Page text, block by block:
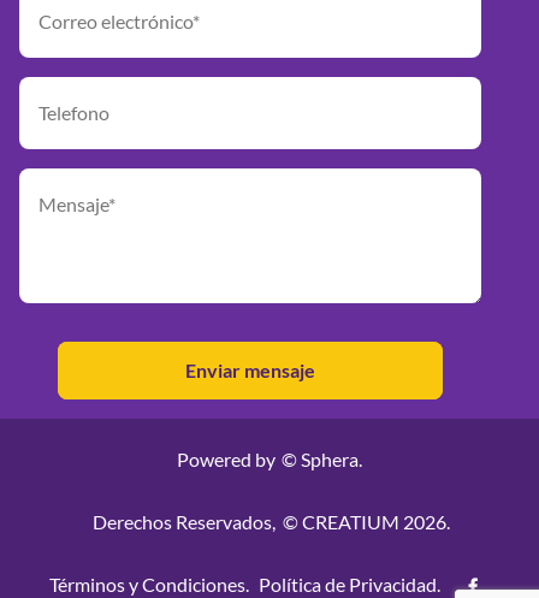
Powered by © Sphera.
Derechos Reservados, © CREATIUM 2026.
Términos y Condiciones. Política de Privacidad.